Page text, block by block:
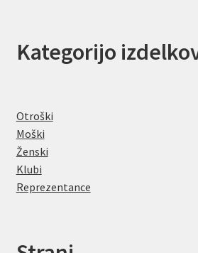
Kategorijo
Otroški
Moški
Ženski
Klubi
Reprezentance